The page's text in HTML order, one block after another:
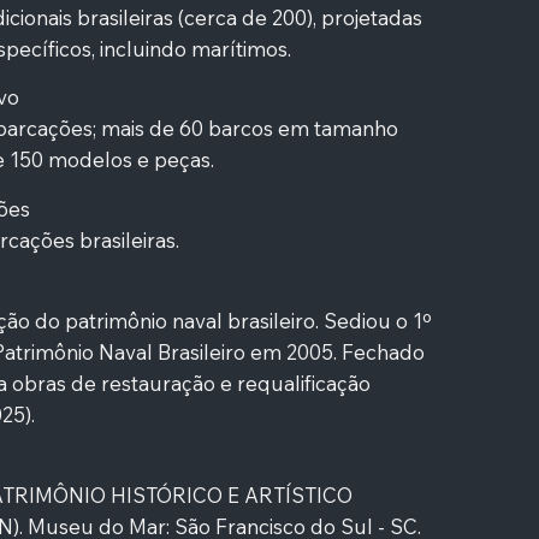
brasileiras (cerca de 200), projetadas
incluindo marítimos.
mais de 60 barcos em tamanho
modelos e peças.
brasileiras.
do patrimônio naval brasileiro. Sediou o 1º
Naval Brasileiro em 2005. Fechado
obras de restauração e requalificação
HISTÓRICO E ARTÍSTICO
Museu do Mar: São Francisco do Sul - SC.